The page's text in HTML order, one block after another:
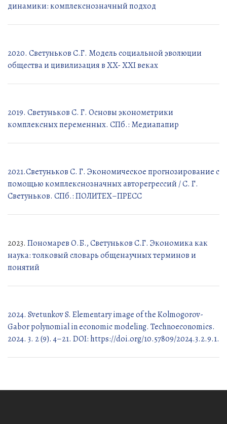
динамики: комплекснозначный подход
2020. Светуньков С.Г. Модель социальной эволюции
общества и цивилизация в XX- XXI веках
2019. Светуньков С. Г. Основы эконометрики
комплексных переменных. СПб.: Медиапапир
2021.Светуньков С. Г. Экономическое прогнозирование с
помощью комплекснозначных авторегрессий / С. Г.
Светуньков. СПб.: ПОЛИТЕХ–ПРЕСС
2023. Пономарев О.Б., Светуньков С.Г. Экономика как
наука: толковый словарь общенаучных терминов и
понятий
2024. Svetunkov S. Elementary image of the Kolmogorov-
Gabor polynomial in economic modeling. Technoeconomics.
2024. 3. 2 (9). 4–21. DOI: https://doi.org/10.57809/2024.3.2.9.1.